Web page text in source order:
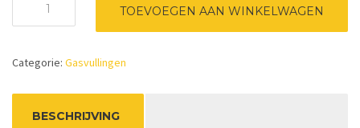
gasvulling
TOEVOEGEN AAN WINKELWAGEN
Categorie: Gasvullingen
BESCHRIJVING